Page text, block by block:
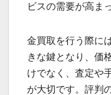
ビスの需要が高ま
金買取を行う際に
きな鍵となり、価
けでなく、査定や
が大切です。評判